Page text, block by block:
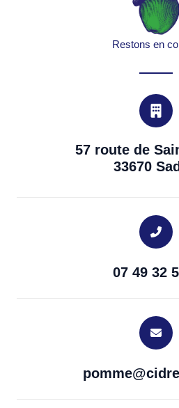
Restons en
57 route de
33670
07 49 32